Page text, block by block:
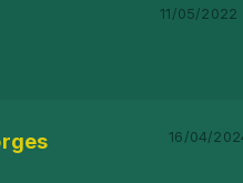
11/05/2022
16/04/